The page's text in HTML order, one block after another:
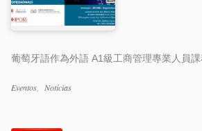
葡萄牙語作為外語 A1級工商管理專業人員課
Categorias
Eventos
Notícias